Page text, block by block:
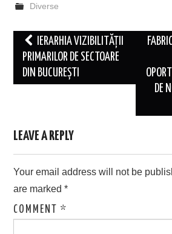
Diverse
Post
navigation
IERARHIA VIZIBILITĂȚII
PRIMARILOR DE SECTOARE
DIN BUCUREȘTI
DE
LEAVE A REPLY
Your email address will not be
are marked*
COMMENT*